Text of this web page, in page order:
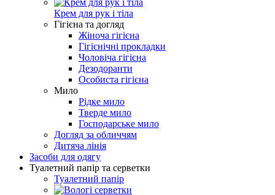
Крем для рук і тіла
Гігієна та догляд
Жіноча гігієна
Гігієнічні прокладки
Чоловіча гігієна
Дезодоранти
Особиста гігієна
Мило
Рідке мило
Тверде мило
Господарське мило
Догляд за обличчям
Дитяча лінія
Засоби для одягу
Туалетний папір та серветки
Туалетний папір